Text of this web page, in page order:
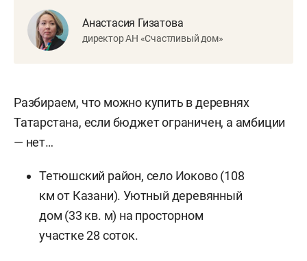
Анастасия Гизатова
директор АН «Счастливый дом»
Разбираем, что можно купить в деревнях
Татарстана, если бюджет ограничен, а амбиции
— нет…
Тетюшский район, село Иоково (108
км от Казани). Уютный деревянный
дом (33 кв. м) на просторном
участке 28 соток.